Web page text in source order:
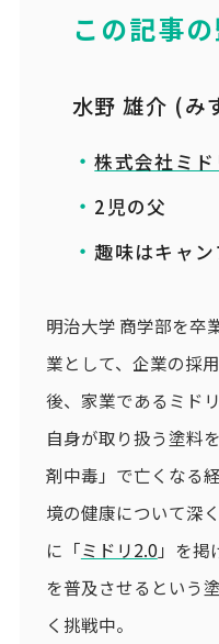
この記事
水野 雄介 (み
株式会社ミド
2児の父
趣味はキャ
明治大学 商学部を卒
業として、企業の採
後、家業であるミド
自身が取り扱う塗料
剤中毒」で亡くなる
境の健康について深
に「ミドリ2.0 」を掲
を普及させるという
く挑戦中。